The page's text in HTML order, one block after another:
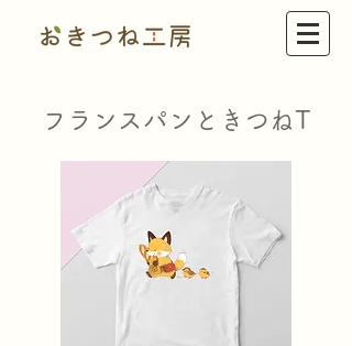
フランスパンときつねT